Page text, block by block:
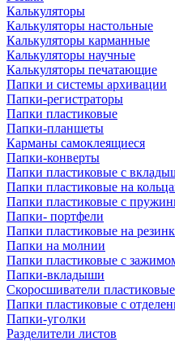
Калькуляторы
Калькуляторы настольные
Калькуляторы карманные
Калькуляторы научные
Калькуляторы печатающие
Папки и системы архивации
Папки-регистраторы
Папки пластиковые
Папки-планшеты
Карманы самоклеящиеся
Папки-конверты
Папки пластиковые с
Папки пластиковые на
Папки пластиковые с
Папки- портфели
Папки пластиковые на
Папки на молнии
Папки пластиковые с
Папки-вкладыши
Скоросшиватели пластиковые
Папки пластиковые с
Папки-уголки
Разделители листов